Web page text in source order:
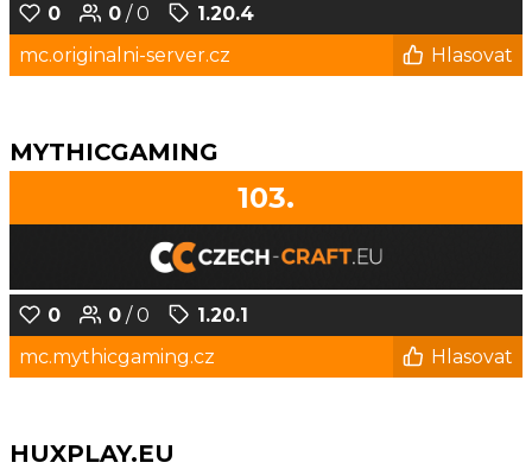
0 0 / 0
1.20.4
mc.originalni-server.cz
Hlasovat
MYTHICGAMING
103.
0 0 / 0
1.20.1
mc.mythicgaming.cz
Hlasovat
HUXPLAY.EU